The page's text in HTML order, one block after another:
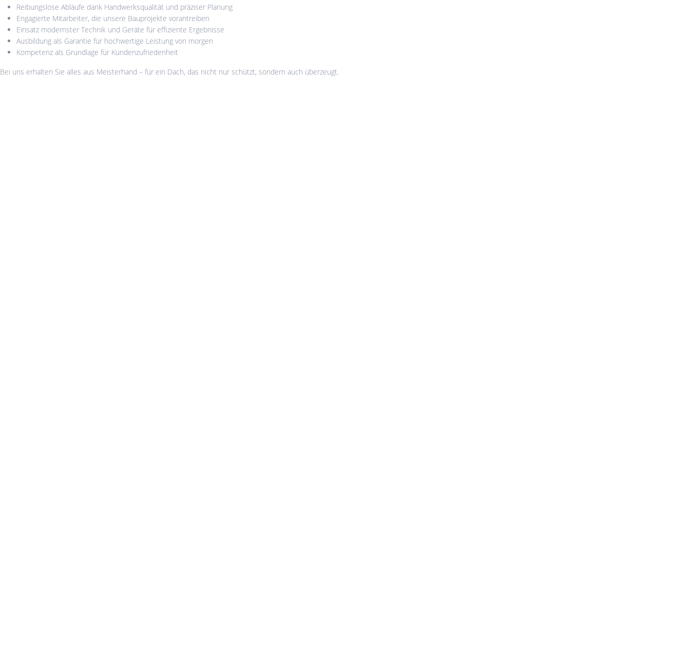
Reibungslose Abläufe dank Handwerksqualität und präziser Planung
Engagierte Mitarbeiter, die unsere Bauprojekte vorantreiben
Einsatz modernster Technik und Geräte für effiziente Ergebnisse
Ausbildung als Garantie für hochwertige Leistung von morgen
Kompetenz als Grundlage für Kundenzufriedenheit
Bei uns erhalten Sie alles aus Meisterhand – für ein Dach, das nicht nur schützt, sondern auch überzeugt.